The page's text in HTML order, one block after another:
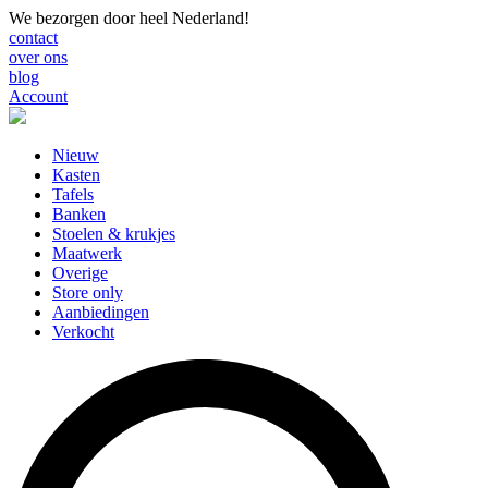
We bezorgen door heel Nederland!
contact
over ons
blog
Account
Nieuw
Kasten
Tafels
Banken
Stoelen & krukjes
Maatwerk
Overige
Store only
Aanbiedingen
Verkocht